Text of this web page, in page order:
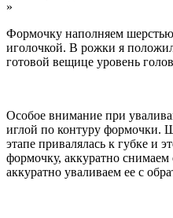
Формочку наполняем
иголочкой. В рожки я
готовой вещице уровень
Особое внимание при
иглой по контуру формочки.
этапе привалялась к губке и
формочку, аккуратно
аккуратно уваливаем ее с